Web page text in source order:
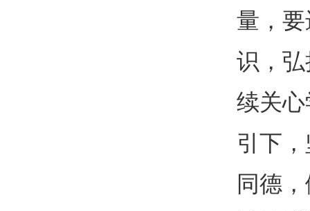
量，
识，
续关
引下
同德